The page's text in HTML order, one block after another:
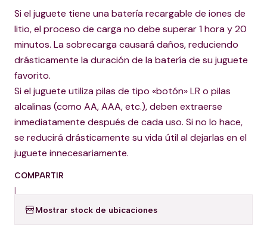
Si el juguete tiene una batería recargable de iones de
litio, el proceso de carga no debe superar 1 hora y 20
minutos. La sobrecarga causará daños, reduciendo
drásticamente la duración de la batería de su juguete
favorito.
Si el juguete utiliza pilas de tipo «botón» LR o pilas
alcalinas (como AA, AAA, etc.), deben extraerse
inmediatamente después de cada uso. Si no lo hace,
se reducirá drásticamente su vida útil al dejarlas en el
juguete innecesariamente.
COMPARTIR
|
Mostrar stock de ubicaciones